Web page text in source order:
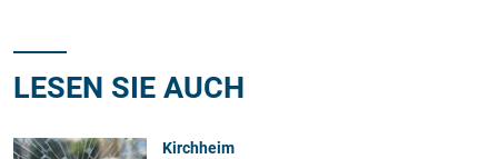
LESEN SIE AUCH
Kirchheim